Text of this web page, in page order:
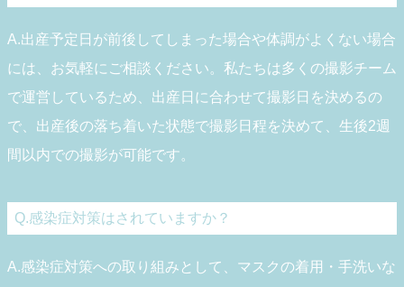
A.出産予定日が前後してしまった場合や体調がよくない場合
には、お気軽にご相談ください。私たちは多くの撮影チーム
で運営しているため、出産日に合わせて撮影日を決めるの
で、出産後の落ち着いた状態で撮影日程を決めて、生後2週
間以内での撮影が可能です。
Q.感染症対策はされていますか？
A.感染症対策への取り組みとして、マスクの着用・手洗いな